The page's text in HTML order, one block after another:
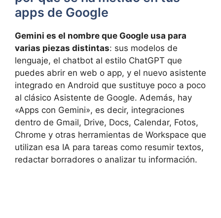
apps de Google
Gemini es el nombre que Google usa para
varias piezas distintas: sus modelos de
lenguaje, el chatbot al estilo ChatGPT que
puedes abrir en web o app, y el nuevo asistente
integrado en Android que sustituye poco a poco
al clásico Asistente de Google. Además, hay
«Apps con Gemini», es decir, integraciones
dentro de Gmail, Drive, Docs, Calendar, Fotos,
Chrome y otras herramientas de Workspace que
utilizan esa IA para tareas como resumir textos,
redactar borradores o analizar tu información.